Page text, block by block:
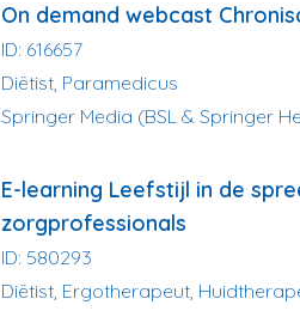
On demand webcast
ID: 616657
Diëtist, Paramedicus
Springer Media (BSL & Springer
E-learning Leefstijl in de
zorgprofessionals
ID: 580293
Diëtist, Ergotherapeut,